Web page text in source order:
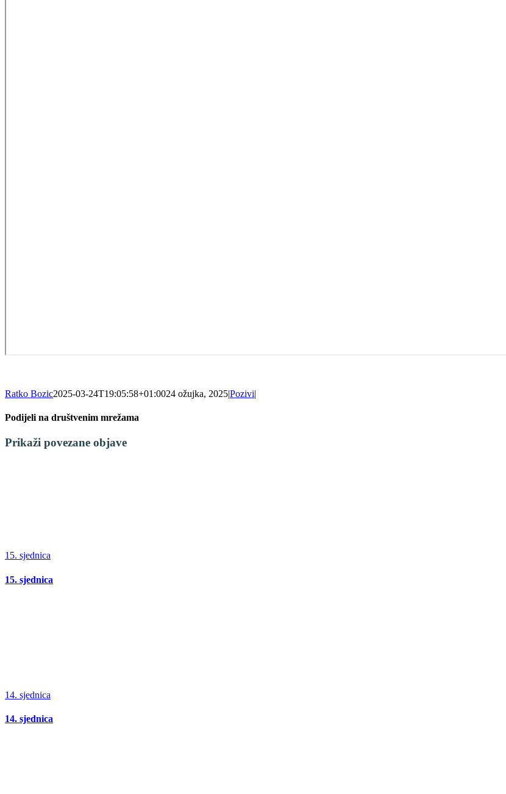
Ratko Bozic2025-03-24T19:05:58+01:0024 ožujka, 2025|Pozivi|
Podijeli na društvenim mrežama
Facebook
X
LinkedIn
WhatsApp
Tumblr
Pinterest
Email:
Prikaži povezane objave
15. sjednica
15. sjednica
14. sjednica
14. sjednica